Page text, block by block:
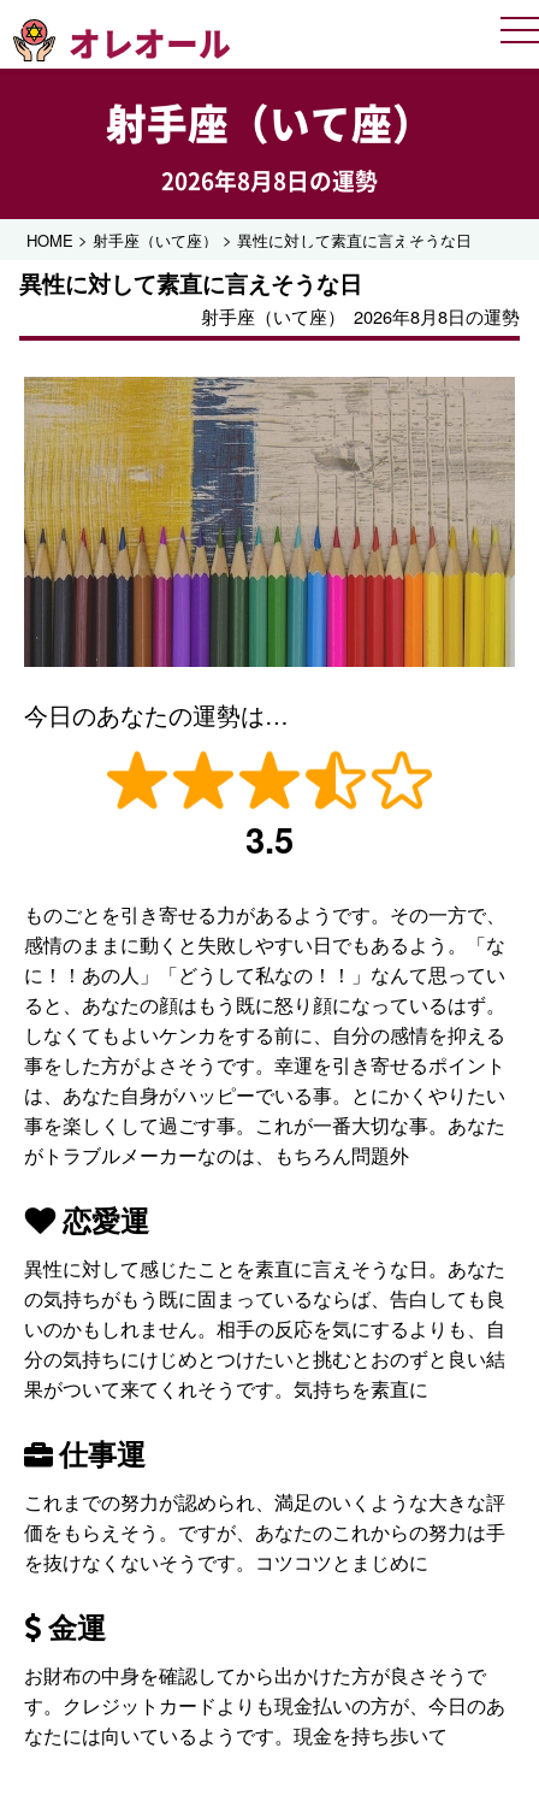
オレオール
射手座（いて座）
2026年8月8日の運勢
HOME >射手座（いて座） >異性に対して素直に言えそうな日
異性に対して素直に言えそうな日
射手座（いて座） 2026年8月8日の運勢
今日のあなたの運勢は…
3.5
ものごとを引き寄せる力があるようです。その一方で、
感情のままに動くと失敗しやすい日でもあるよう。「な
に！！あの人」「どうして私なの！！」なんて思ってい
ると、あなたの顔はもう既に怒り顔になっているはず。
しなくてもよいケンカをする前に、自分の感情を抑える
事をした方がよさそうです。幸運を引き寄せるポイント
は、あなた自身がハッピーでいる事。とにかくやりたい
事を楽しくして過ごす事。これが一番大切な事。あなた
がトラブルメーカーなのは、もちろん問題外
恋愛運
異性に対して感じたことを素直に言えそうな日。あなた
の気持ちがもう既に固まっているならば、告白しても良
いのかもしれません。相手の反応を気にするよりも、自
分の気持ちにけじめとつけたいと挑むとおのずと良い結
果がついて来てくれそうです。気持ちを素直に
仕事運
これまでの努力が認められ、満足のいくような大きな評
価をもらえそう。ですが、あなたのこれからの努力は手
を抜けなくないそうです。コツコツとまじめに
金運
お財布の中身を確認してから出かけた方が良さそうで
す。クレジットカードよりも現金払いの方が、今日のあ
なたには向いているようです。現金を持ち歩いて